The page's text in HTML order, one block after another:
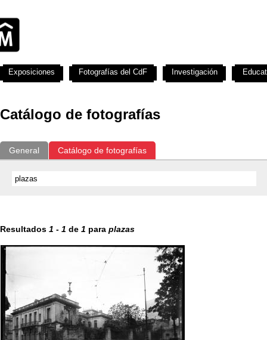
Catálogo de fotografías
General Catálogo de fotografías
Resultados 1 - 1 de 1 para plazas
Exposiciones Fotografías del CdF Investigación